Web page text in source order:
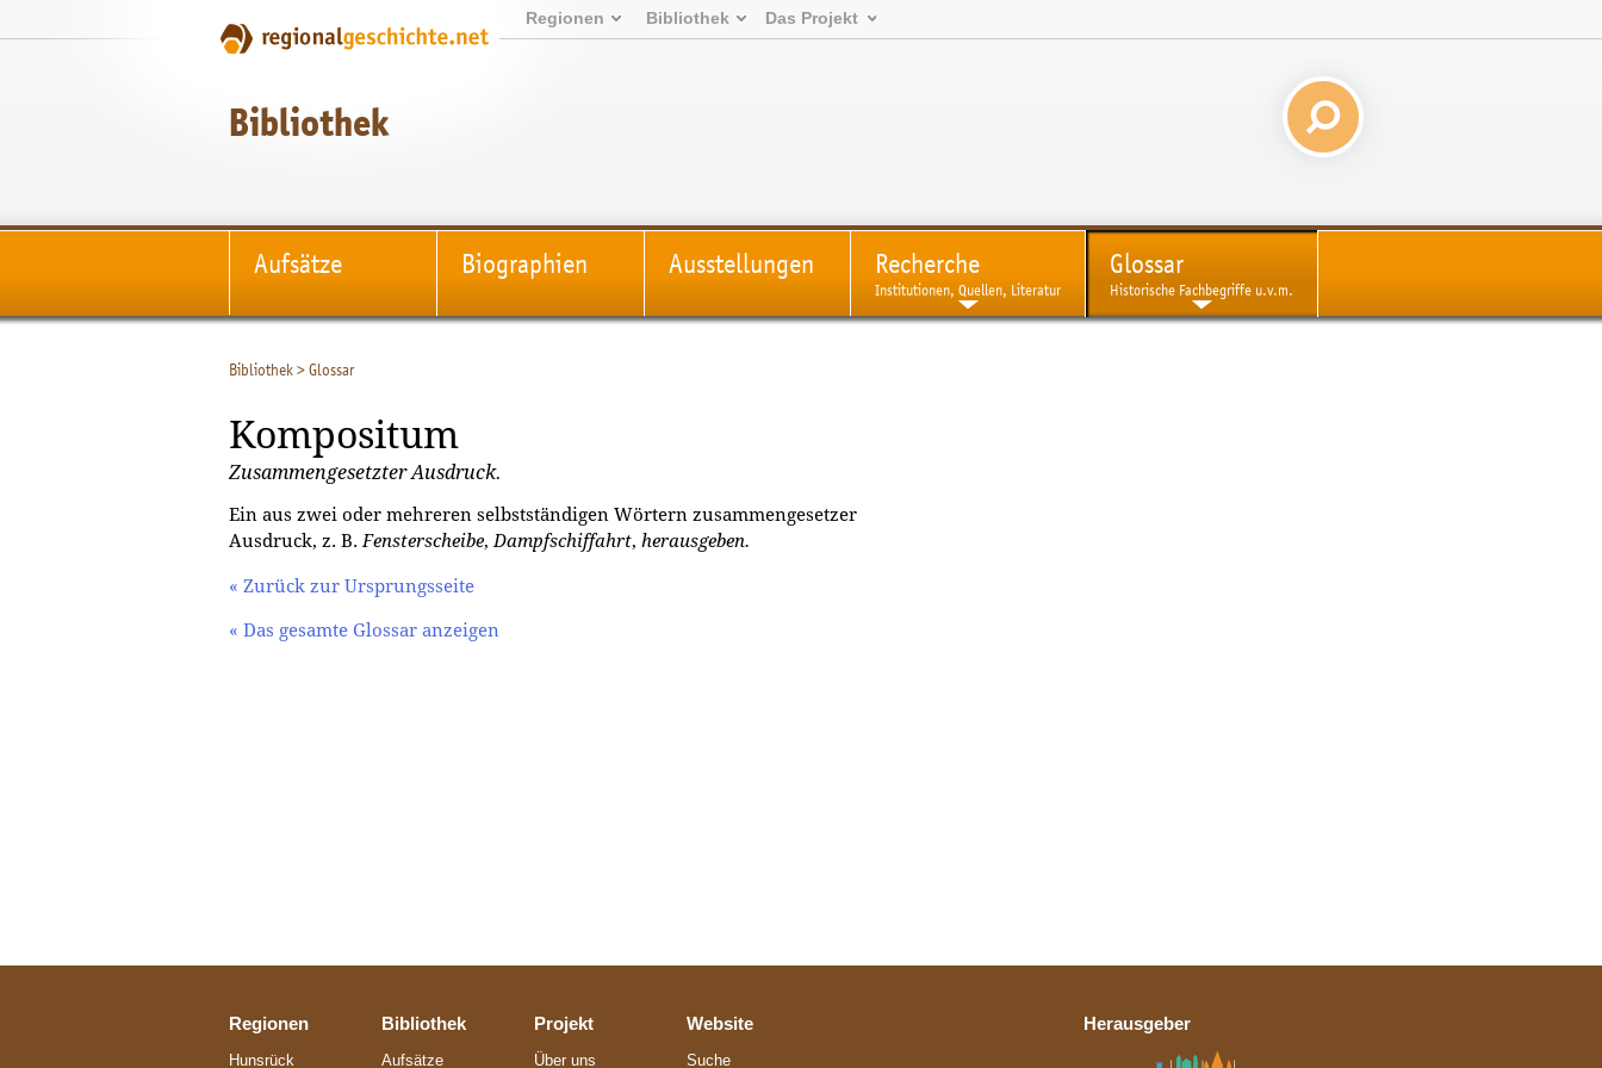
Regionen Bibliothek Das Projekt
Bibliothek
Aufsätze Biographien Ausstellungen Recherche
Institutionen, Quellen, Literatur
Glossar
Historische Fachbegriffe u.v.m.
Bibliothek>Glossar
Kompositum
Zusammengesetzter Ausdruck.
Ein aus zwei oder mehreren selbstständigen Wörtern zusammengesetzer
Ausdruck, z. B.Fensterscheibe,Dampfschiffahrt, herausgeben.
« Zurück zur Ursprungsseite
« Das gesamte Glossar anzeigen
Regionen
Hunsrück
Bibliothek
Aufsätze
Projekt
Über uns
Website
Suche
Herausgeber